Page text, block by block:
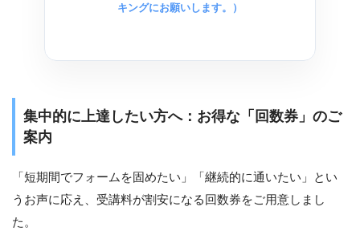
キングにお願いします。）
集中的に上達したい方へ：お得な「回数券」のご
案内
「短期間でフォームを固めたい」「継続的に通いたい」とい
うお声に応え、受講料が割安になる回数券をご用意しまし
た。